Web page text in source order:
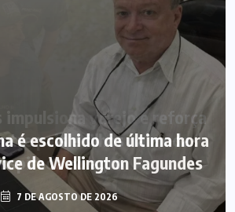
é escolhido de última hora
de Wellington Fagundes
7 DE AGOSTO DE 2026